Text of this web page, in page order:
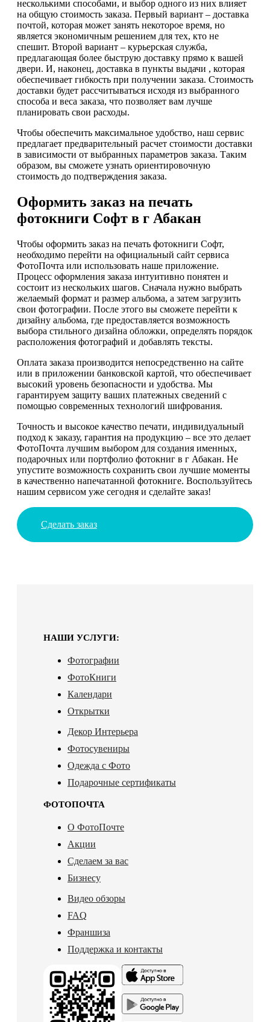
несколькими способами, и выбор одного из них влияет
на общую стоимость заказа. Первый вариант – доставка
почтой, которая может занять некоторое время, но
является экономичным решением для тех, кто не
спешит. Второй вариант – курьерская служба,
предлагающая более быструю доставку прямо к вашей
двери. И, наконец, доставка в пункты выдачи , которая
обеспечивает гибкость при получении заказа. Стоимость
доставки будет рассчитываться исходя из выбранного
способа и веса заказа, что позволяет вам лучше
планировать свои расходы.
Чтобы обеспечить максимальное удобство, наш сервис
предлагает предварительный расчет стоимости доставки
в зависимости от выбранных параметров заказа. Таким
образом, вы сможете узнать ориентировочную
стоимость до подтверждения заказа.
Оформить заказ на печать
фотокниги Софт в г Абакан
Чтобы оформить заказ на печать фотокниги Софт,
необходимо перейти на официальный сайт сервиса
ФотоПочта или использовать наше приложение.
Процесс оформления заказа интуитивно понятен и
состоит из нескольких шагов. Сначала нужно выбрать
желаемый формат и размер альбома, а затем загрузить
свои фотографии. После этого вы сможете перейти к
дизайну альбома, где предоставляется возможность
выбора стильного дизайна обложки, определять порядок
расположения фотографий и добавлять тексты.
Оплата заказа производится непосредственно на сайте
или в приложении банковской картой, что обеспечивает
высокий уровень безопасности и удобства. Мы
гарантируем защиту ваших платежных сведений с
помощью современных технологий шифрования.
Точность и высокое качество печати, индивидуальный
подход к заказу, гарантия на продукцию – все это делает
ФотоПочта лучшим выбором для создания именных,
подарочных или портфолио фотокниг в г Абакан. Не
упустите возможность сохранить свои лучшие моменты
в качественно напечатанной фотокниге. Воспользуйтесь
нашим сервисом уже сегодня и сделайте заказ!
Сделать заказ
НАШИ УСЛУГИ:
Фотографии
ФотоКниги
Календари
Открытки
Декор Интерьера
Фотосувениры
Одежда с Фото
Подарочные сертификаты
ФОТОПОЧТА
О ФотоПочте
Акции
Сделаем за вас
Бизнесу
Видео обзоры
FAQ
Франшиза
Поддержка и контакты